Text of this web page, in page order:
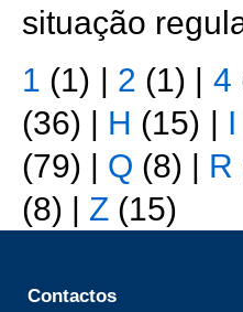
situação
1 (1) | 2 (1) | 4
(36) | H (15) | I
(79) | Q (8) | R
(8) | Z (15)
Contactos